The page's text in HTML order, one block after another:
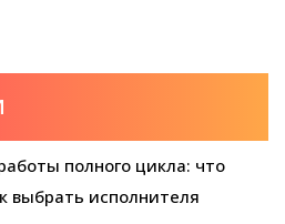
полного цикла: что
выбрать исполнителя